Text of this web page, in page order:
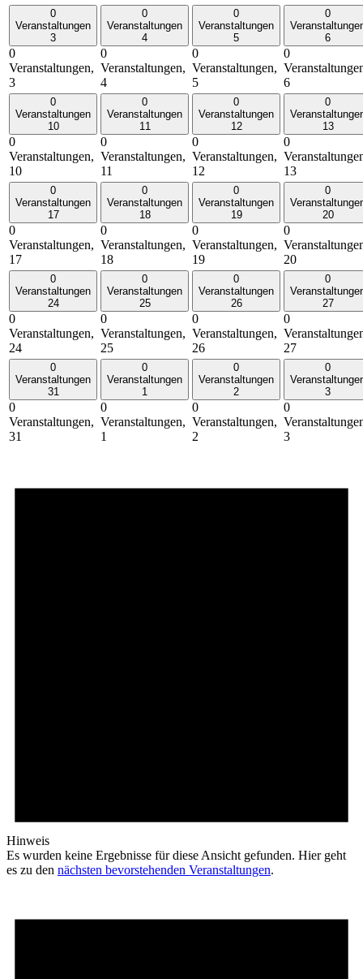
0
Veranstaltungen
3
0
Veranstaltungen,
3
0
Veranstaltungen
4
0
Veranstaltungen,
4
0
Veranstaltungen
5
0
Veranstaltungen,
5
0
6
0
6
0
Veranstaltungen
10
0
Veranstaltungen,
10
0
Veranstaltungen
11
0
Veranstaltungen,
11
0
Veranstaltungen
12
0
Veranstaltungen,
12
0
13
0
13
0
Veranstaltungen
17
0
Veranstaltungen,
17
0
Veranstaltungen
18
0
Veranstaltungen,
18
0
Veranstaltungen
19
0
Veranstaltungen,
19
0
20
0
20
0
Veranstaltungen
24
0
Veranstaltungen,
24
0
Veranstaltungen
25
0
Veranstaltungen,
25
0
Veranstaltungen
26
0
Veranstaltungen,
26
0
27
0
27
0
Veranstaltungen
31
0
Veranstaltungen,
31
0
Veranstaltungen
1
0
Veranstaltungen,
1
0
Veranstaltungen
2
0
Veranstaltungen,
2
0
3
0
3
Hinweis
Es wurden keine Ergebnisse für diese Ansicht gefunden. Hier geht
es zu den nächsten bevorstehenden Veranstaltungen.